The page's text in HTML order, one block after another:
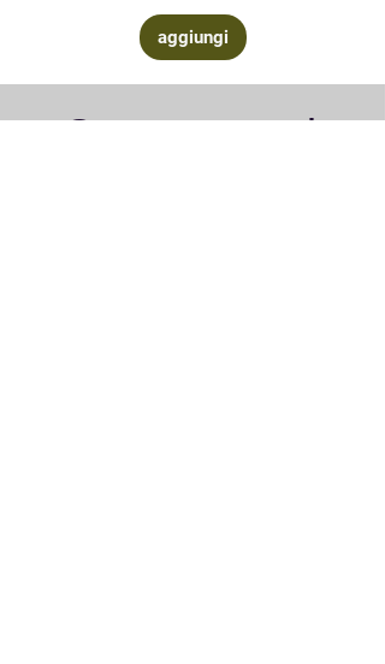
aggiungi
Contattaci